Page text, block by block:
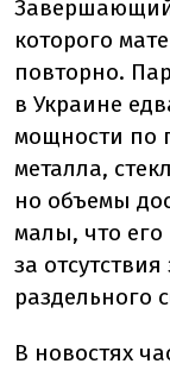
Завершающий
которого
повторно.
в Украине
мощности по
металла,
но объемы
малы, что его
за
раздельного
В новостях